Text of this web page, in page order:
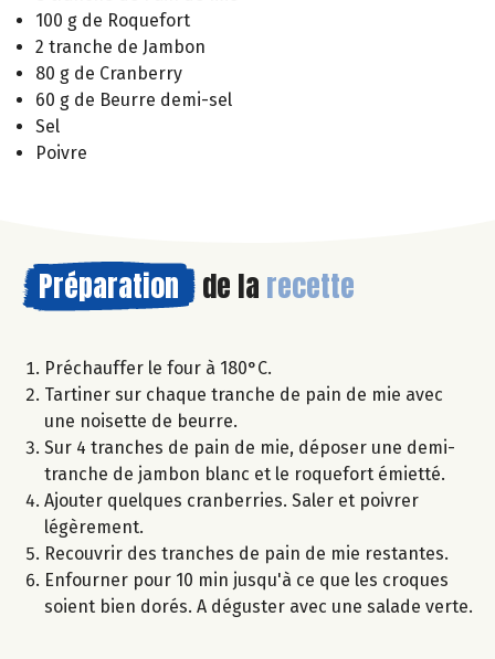
100 g de Roquefort
2 tranche de Jambon
80 g de Cranberry
60 g de Beurre demi-sel
Sel
Poivre
Préparation de la recette
Préchauffer le four à 180°C.
Tartiner sur chaque tranche de pain de mie avec
une noisette de beurre.
Sur 4 tranches de pain de mie, déposer une demi-
tranche de jambon blanc et le roquefort émietté.
Ajouter quelques cranberries. Saler et poivrer
légèrement.
Recouvrir des tranches de pain de mie restantes.
Enfourner pour 10 min jusqu'à ce que les croques
soient bien dorés. A déguster avec une salade verte.